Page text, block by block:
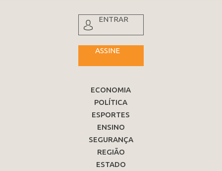
ENTRAR
ASSINE
ECONOMIA
POLÍTICA
ESPORTES
ENSINO
SEGURANÇA
REGIÃO
ESTADO